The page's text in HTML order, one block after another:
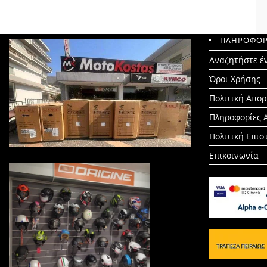
Αναζητήστε
Search
for:
Όροι Χρήσης
Πολιτική
Πληροφορίες
Πολιτική
Επικοινωνία